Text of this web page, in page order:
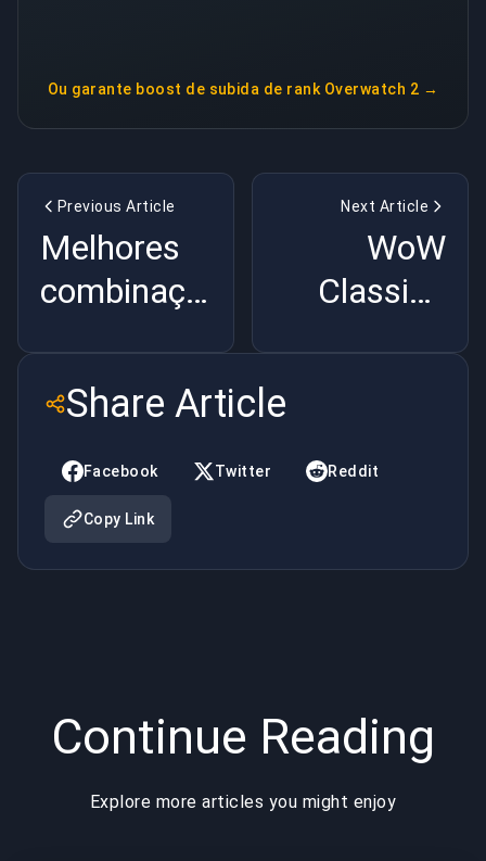
Ou garante boost de subida de rank Overwatch 2 →
Previous Article
Melhores
combinações
em Apex
Legends
Next Article
WoW
Classic -
Classic
Share Article
Facebook Twitter Reddit
Copy Link
Continue Reading
Explore more articles you might enjoy